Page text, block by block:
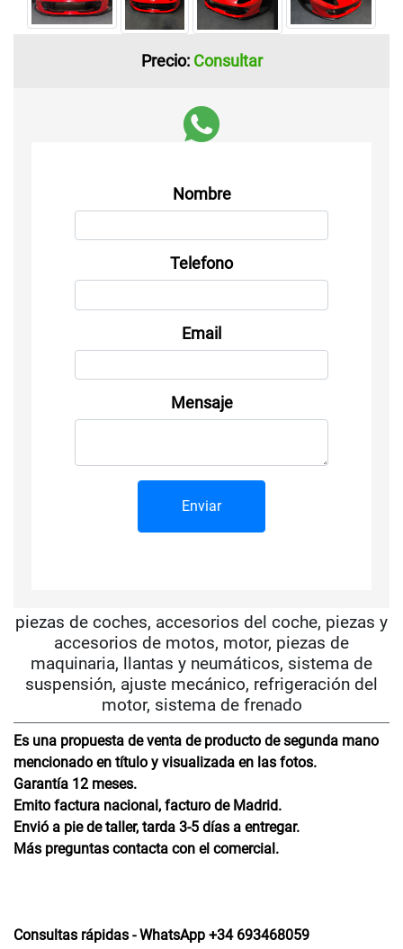
Precio: Consultar
Nombre
Telefono
Email
Mensaje
piezas de coches, accesorios del coche, piezas y
accesorios de motos, motor, piezas de
maquinaria, llantas y neumáticos, sistema de
suspensión, ajuste mecánico, refrigeración del
motor, sistema de frenado
Es una propuesta de venta de producto de segunda mano
mencionado en título y visualizada en las fotos.
Garantía 12 meses.
Emito factura nacional, facturo de Madrid.
Envió a pie de taller, tarda 3-5 días a entregar.
Más preguntas contacta con el comercial.
Consultas rápidas - WhatsApp +34 693468059